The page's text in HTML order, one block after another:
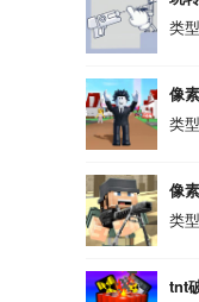
类
像
类
像
类
tnt